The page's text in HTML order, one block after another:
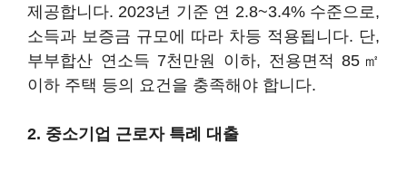
제공합니다. 2023년 기준 연 2.8~3.4% 수준으로,
소득과 보증금 규모에 따라 차등 적용됩니다. 단,
부부합산 연소득 7천만원 이하, 전용면적 85㎡
이하 주택 등의 요건을 충족해야 합니다.
2. 중소기업 근로자 특례 대출